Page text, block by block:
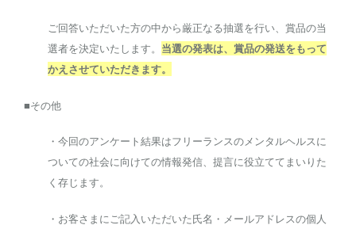
ご回答いただいた方の中から厳正なる抽選を行い、賞品の当
選者を決定いたします。 当選の発表は、賞品の発送をもって
かえさせていただきます。
■その他
・今回のアンケート結果はフリーランスのメンタルヘルスに
ついての社会に向けての情報発信、提言に役立ててまいりた
く存じます。
・お客さまにご記入いただいた氏名・ メールアドレスの個人